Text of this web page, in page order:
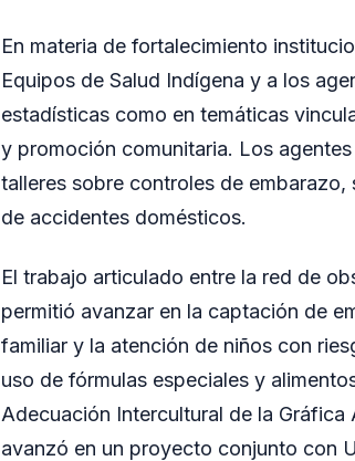
En materia de fortalecimiento
Equipos de Salud Indígena y a los
estadísticas como en temáticas
y promoción comunitaria. Los
talleres sobre controles de
de accidentes domésticos.
El trabajo articulado entre la red de
permitió avanzar en la captación de
familiar y la atención de niños con
uso de fórmulas especiales y
Adecuación Intercultural de la
avanzó en un proyecto conjunto con